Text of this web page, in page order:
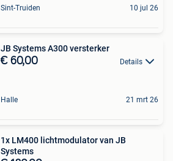
Sint-Truiden 10 jul 26
JB Systems A300 versterker
€ 60,00 Details
Halle 21 mrt 26
1x LM400 lichtmodulator van JB
Systems